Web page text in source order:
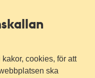
cookies, för att
ska